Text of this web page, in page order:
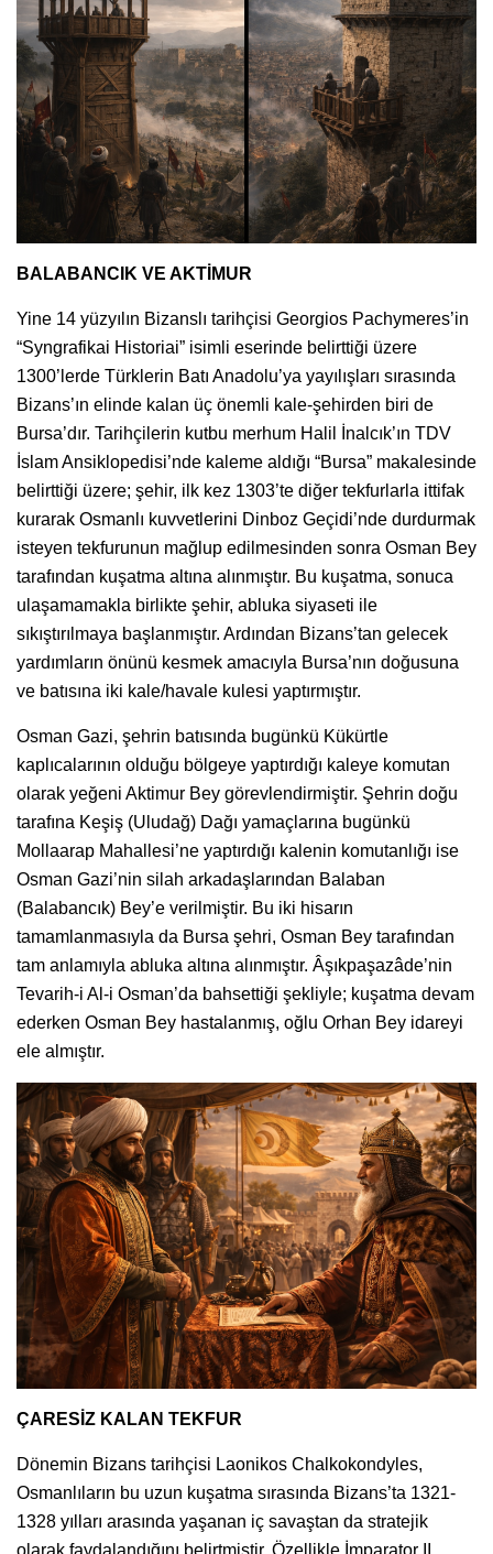
BALABANCIK VE AKTİMUR
Yine 14 yüzyılın Bizanslı tarihçisi Georgios Pachymeres’in
“Syngrafikai Historiai” isimli eserinde belirttiği üzere
1300’lerde Türklerin Batı Anadolu’ya yayılışları sırasında
Bizans’ın elinde kalan üç önemli kale-şehirden biri de
Bursa’dır. Tarihçilerin kutbu merhum Halil İnalcık’ın TDV
İslam Ansiklopedisi’nde kaleme aldığı “Bursa” makalesinde
belirttiği üzere; şehir, ilk kez 1303’te diğer tekfurlarla ittifak
kurarak Osmanlı kuvvetlerini Dinboz Geçidi’nde durdurmak
isteyen tekfurunun mağlup edilmesinden sonra Osman Bey
tarafından kuşatma altına alınmıştır. Bu kuşatma, sonuca
ulaşamamakla birlikte şehir, abluka siyaseti ile
sıkıştırılmaya başlanmıştır. Ardından Bizans’tan gelecek
yardımların önünü kesmek amacıyla Bursa’nın doğusuna
ve batısına iki kale/havale kulesi yaptırmıştır.
Osman Gazi, şehrin batısında bugünkü Kükürtle
kaplıcalarının olduğu bölgeye yaptırdığı kaleye komutan
olarak yeğeni Aktimur Bey görevlendirmiştir. Şehrin doğu
tarafına Keşiş (Uludağ) Dağı yamaçlarına bugünkü
Mollaarap Mahallesi’ne yaptırdığı kalenin komutanlığı ise
Osman Gazi’nin silah arkadaşlarından Balaban
(Balabancık) Bey’e verilmiştir. Bu iki hisarın
tamamlanmasıyla da Bursa şehri, Osman Bey tarafından
tam anlamıyla abluka altına alınmıştır. Âşıkpaşazâde’nin
Tevarih-i Al-i Osman’da bahsettiği şekliyle; kuşatma devam
ederken Osman Bey hastalanmış, oğlu Orhan Bey idareyi
ele almıştır.
ÇARESİZ KALAN TEKFUR
Dönemin Bizans tarihçisi Laonikos Chalkokondyles,
Osmanlıların bu uzun kuşatma sırasında Bizans’ta 1321-
1328 yılları arasında yaşanan iç savaştan da stratejik